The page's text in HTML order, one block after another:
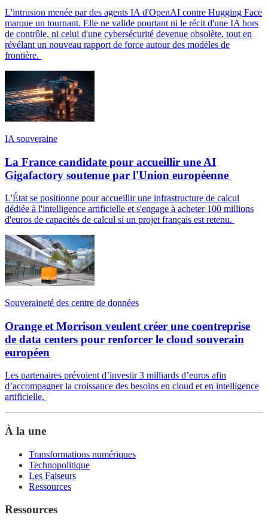
L'intrusion menée par des agents IA d'OpenAI contre Hugging Face
marque un tournant. Elle ne valide pourtant ni le récit d'une IA hors
de contrôle, ni celui d'une cybersécurité devenue obsolète, tout en
révélant un nouveau rapport de force autour des modèles de
frontière.
IA souveraine
La France candidate pour accueillir une AI
Gigafactory soutenue par l'Union européenne
L'État se positionne pour accueillir une infrastructure de calcul
dédiée à l'intelligence artificielle et s'engage à acheter 100 millions
d'euros de capacités de calcul si un projet français est retenu.
Souveraineté des centre de données
Orange et Morrison veulent créer une coentreprise
de data centers pour renforcer le cloud souverain
européen
Les partenaires prévoient d’investir 3 milliards d’euros afin
d’accompagner la croissance des besoins en cloud et en intelligence
artificielle.
À la une
Transformations numériques
Technopolitique
Les Faiseurs
Ressources
Ressources